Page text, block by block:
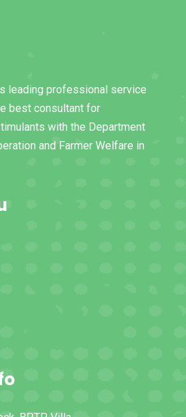
leading professional service
best consultant for
with the Department
and Farmer Welfare in